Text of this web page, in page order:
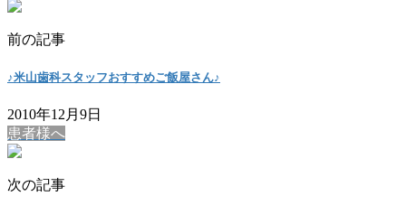
前の記事
♪米山歯科スタッフおすすめご飯屋さん♪
2010年12月9日
患者様へ
次の記事